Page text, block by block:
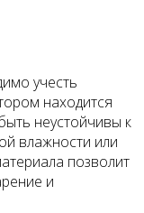
учесть
находится
неустойчивы к
влажности или
позволит
и